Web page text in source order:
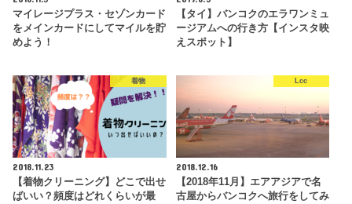
マイレージプラス・セゾンカード
をメインカードにしてマイルを貯
めよう！
【タイ】バンコクのエラワンミュ
ージアムへの行き方【インスタ映
えスポット】
着物
2018.11.23
【着物クリーニング】どこで出せ
ばいい？頻度はどれくらいが最
Lcc
2018.12.16
【2018年11月】エアアジアで名
古屋からバンコクへ旅行をしてみ